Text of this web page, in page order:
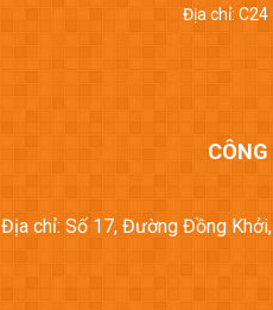
Địa chỉ: C24
Địa chỉ: Số 17, Đường Đồng